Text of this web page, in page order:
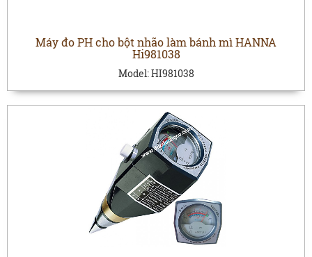
Máy đo PH cho bột nhão làm bánh mì HANNA
Hi981038
Model:HI981038